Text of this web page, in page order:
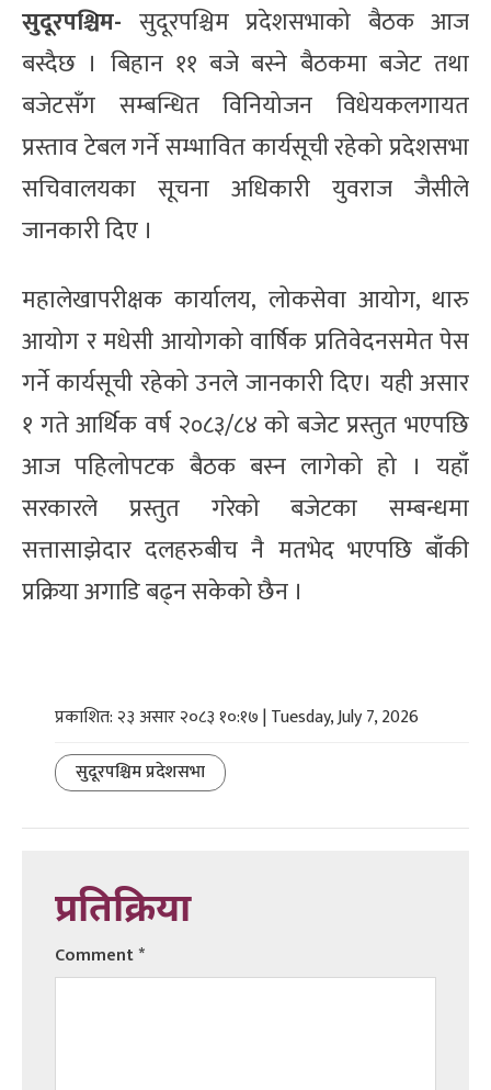
सुदूरपश्चिम- सुदूरपश्चिम प्रदेशसभाको बैठक आज
बस्दैछ । बिहान ११ बजे बस्ने बैठकमा बजेट तथा
बजेटसँग सम्बन्धित विनियोजन विधेयकलगायत
प्रस्ताव टेबल गर्ने सम्भावित कार्यसूची रहेको प्रदेशसभा
सचिवालयका सूचना अधिकारी युवराज जैसीले
जानकारी दिए ।
महालेखापरीक्षक कार्यालय, लोकसेवा आयोग, थारु
आयोग र मधेसी आयोगको वार्षिक प्रतिवेदनसमेत पेस
गर्ने कार्यसूची रहेको उनले जानकारी दिए। यही असार
१ गते आर्थिक वर्ष २०८३/८४ को बजेट प्रस्तुत भएपछि
आज पहिलोपटक बैठक बस्न लागेको हो । यहाँ
सरकारले प्रस्तुत गरेको बजेटका सम्बन्धमा
सत्तासाझेदार दलहरुबीच नै मतभेद भएपछि बाँकी
प्रक्रिया अगाडि बढ्न सकेको छैन ।
प्रकाशित: २३ असार २०८३ १०:१७ | Tuesday, July 7, 2026
सुदूरपश्चिम प्रदेशसभा
प्रतिक्रिया
Comment*